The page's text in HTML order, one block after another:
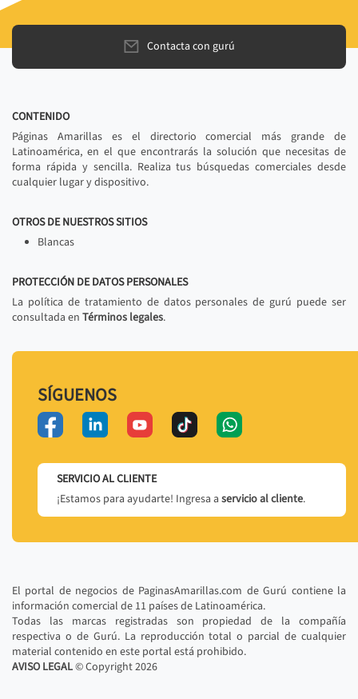
Contacta con gurú
CONTENIDO
Páginas Amarillas es el directorio comercial más grande de
Latinoamérica, en el que encontrarás la solución que necesitas de
forma rápida y sencilla. Realiza tus búsquedas comerciales desde
cualquier lugar y dispositivo.
OTROS DE NUESTROS SITIOS
Blancas
PROTECCIÓN DE DATOS PERSONALES
La política de tratamiento de datos personales de gurú puede ser
consultada en Términos legales.
SÍGUENOS
SERVICIO AL CLIENTE
¡Estamos para ayudarte! Ingresa a servicio al cliente.
El portal de negocios de PaginasAmarillas.com de Gurú contiene la
información comercial de 11 países de Latinoamérica.
Todas las marcas registradas son propiedad de la compañía
respectiva o de Gurú. La reproducción total o parcial de cualquier
material contenido en este portal está prohibido.
AVISO LEGAL© Copyright2026